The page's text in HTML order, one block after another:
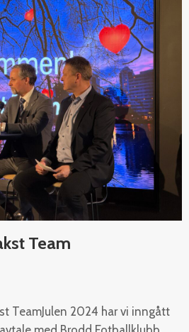
Team
TeamJulen 2024 har vi inngått